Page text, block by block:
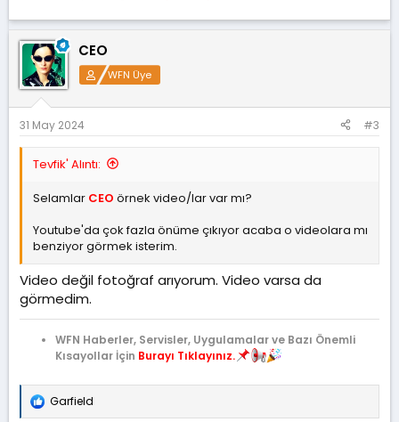
Sınırsız, ücretsiz, bilgisayarınız iyiyse gayet hızlı.
Sadece...
CEO
WFN Üye
31 May 2024 #3
Tevfik' Alıntı:
Selamlar CEO örnek video/lar var mı?
Youtube'da çok fazla önüme çıkıyor acaba o videolara mı
benziyor görmek isterim.
Video değil fotoğraf arıyorum. Video varsa da
görmedim.
WFN Haberler, Servisler, Uygulamalar ve Bazı Önemli
Kısayollar İçin Burayı Tıklayınız.
T
Garfield